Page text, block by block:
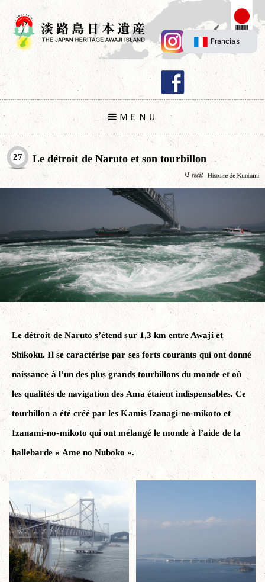
Francias
ＭＥＮＵ
27 Le détroit de Naruto et son tourbillon
Le détroit de Naruto s’étend sur 1,3 km entre Awaji et
Shikoku. Il se caractérise par ses forts courants qui ont donné
naissance à l’un des plus grands tourbillons du monde et où
les qualités de navigation des Ama étaient indispensables. Ce
tourbillon a été créé par les Kamis Izanagi-no-mikoto et
Izanami-no-mikoto qui ont mélangé le monde à l’aide de la
hallebarde « Ame no Nuboko ».